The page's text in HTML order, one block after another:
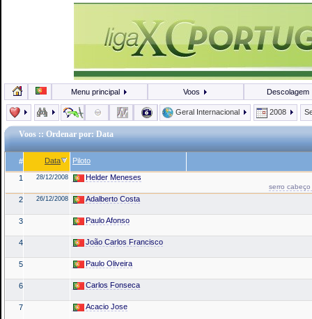
Menu principal Voos Descolagem
Geral Internacional 2008
Voos :: Ordenar por: Data
# Data Piloto
1 28/12/2008 Helder Meneses
serro
2 26/12/2008 Adalberto Costa
3 Paulo Afonso
4 João Carlos Francisco
5 Paulo Oliveira
6 Carlos Fonseca
7 Acacio Jose